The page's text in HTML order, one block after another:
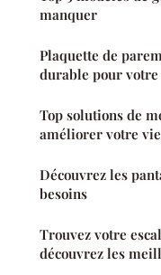
manquer
Plaquette de
durable pour
Top solutions de
améliorer votre vie
Découvrez les
besoins
Trouvez votre
découvrez les